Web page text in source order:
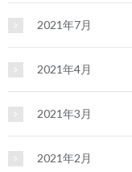
2021年7月
2021年4月
2021年3月
2021年2月